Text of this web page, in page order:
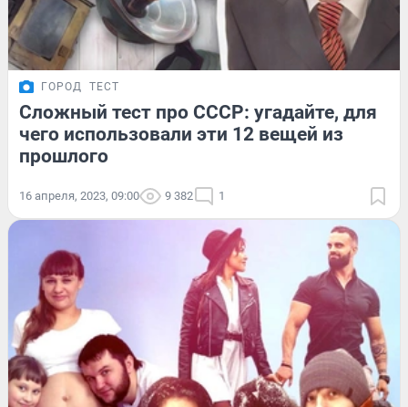
ГОРОД ТЕСТ
Сложный тест про СССР: угадайте, для
чего использовали эти 12 вещей из
прошлого
16 апреля, 2023, 09:00 9 382 1